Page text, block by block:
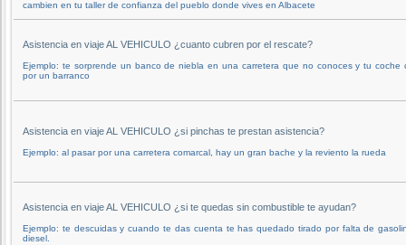
cambien en tu taller de confianza del pueblo donde vives en Albacete
Asistencia en viaje AL VEHICULO ¿cuanto cubren por el rescate?
Ejemplo: te sorprende un banco de niebla en una carretera que no conoces y tu coche
por un barranco
Asistencia en viaje AL VEHICULO ¿si pinchas te prestan asistencia?
Ejemplo: al pasar por una carretera comarcal, hay un gran bache y la reviento la rueda
Asistencia en viaje AL VEHICULO ¿si te quedas sin combustible te ayudan?
Ejemplo: te descuidas y cuando te das cuenta te has quedado tirado por falta de
diesel.